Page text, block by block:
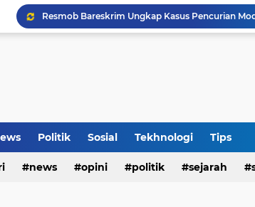
DVI Polda Jatim Serahkan Jenazah Kelima
Politik Sosial Tekhnologi Tips
news opini politik sejarah